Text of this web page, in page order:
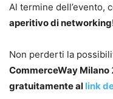
Al termine dell’evento,
aperitivo di
Non perderti la
CommerceWay Milano
gratuitamente al link